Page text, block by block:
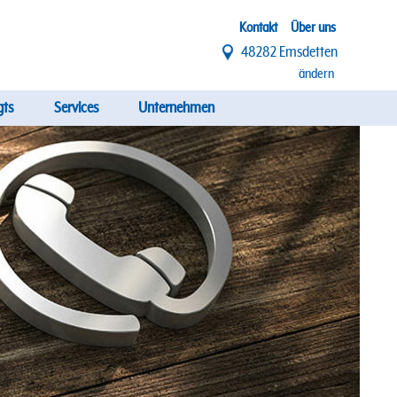
Top
Menü
Kontakt Über uns
48282 Emsdetten
ändern
Services Unternehmen